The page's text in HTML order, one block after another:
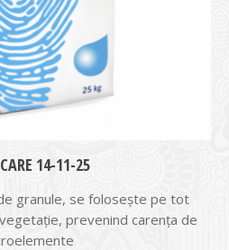
14-11-25
granule, se foloseşte pe tot
prevenind carenţa de